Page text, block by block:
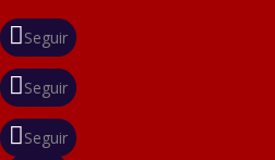
Seguir
Seguir
Seguir